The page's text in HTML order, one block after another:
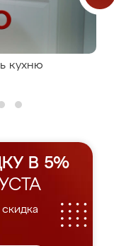
кухню
В 5%
скидка